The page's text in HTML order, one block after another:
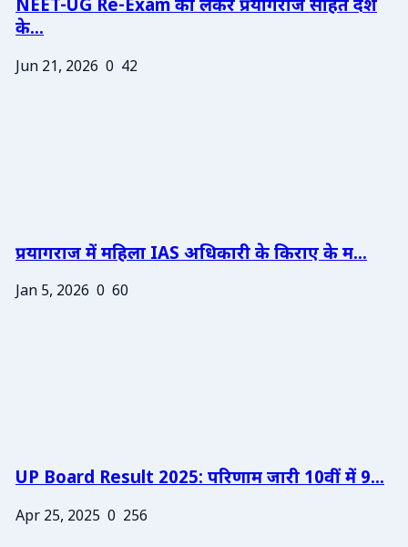
NEET-UG Re-Exam को लेकर प्रयागराज सहित देश
के...
Jun 21, 2026 0 42
प्रयागराज में महिला IAS अधिकारी के किराए के म...
Jan 5, 2026 0 60
UP Board Result 2025: परिणाम जारी 10वीं में 9...
Apr 25, 2025 0 256